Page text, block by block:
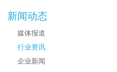
新闻动态
媒体报道
行业资讯
企业新闻